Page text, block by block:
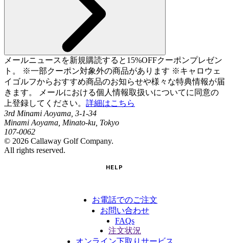
メールニュースを新規購読すると15%OFFクーポンプレゼン
ト。 ※一部クーポン対象外の商品があります ※キャロウェ
イゴルフからおすすめ商品のお知らせや様々な特典情報が届
きます。 メールにおける個人情報取扱いについてに同意の
上登録してください。 詳細はこちら
3rd Minami Aoyama, 3-1-34
Minami Aoyama, Minato-ku, Tokyo
107-0062
© 2026 Callaway Golf Company.
All rights reserved.
HELP
お電話でのご注文
お問い合わせ
FAQs
注文状況